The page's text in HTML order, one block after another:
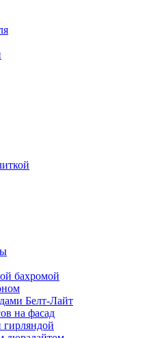
бахромой
Белт-Лайт
на фасад
гирляндой